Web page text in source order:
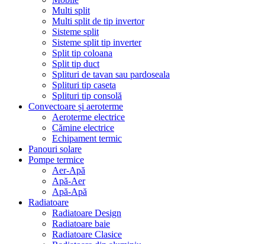
Multi split
Multi split de tip invertor
Sisteme split
Sisteme split tip inverter
Split tip coloana
Split tip duct
Splituri de tavan sau pardoseala
Splituri tip caseta
Splituri tip consolă
Convectoare și aeroterme
Aeroterme electrice
Cămine electrice
Echipament termic
Panouri solare
Pompe termice
Aer-Apă
Apă-Aer
Apă-Apă
Radiatoare
Radiatoare Design
Radiatoare baie
Radiatoare Clasice